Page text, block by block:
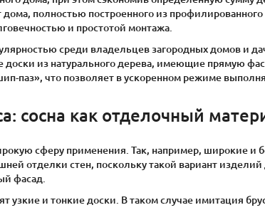
полностью построенного из
и простотой монтажа.
среди владельцев загородных домов и
доски из натурального дерева, имеющие прямую
паз», что позволяет в ускоренном режиме
сосна как отделочный
сферу применения. Так, например, широкие и
отделки стен, поскольку такой вариант
фасад.
узкие и тонкие доски. В таком случае имитация